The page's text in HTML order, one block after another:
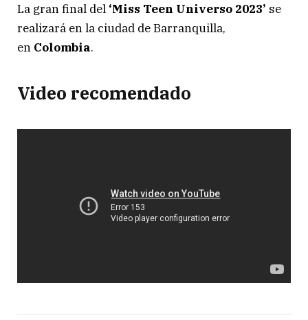
La gran final del ‘Miss Teen Universo 2023’ se
realizará en la ciudad de Barranquilla,
en Colombia.
Video recomendado